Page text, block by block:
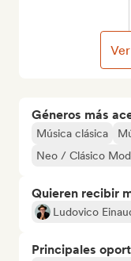
Géneros más
Música clásica
Neo / Clásico
Quieren recibir
Ludovico
Principales